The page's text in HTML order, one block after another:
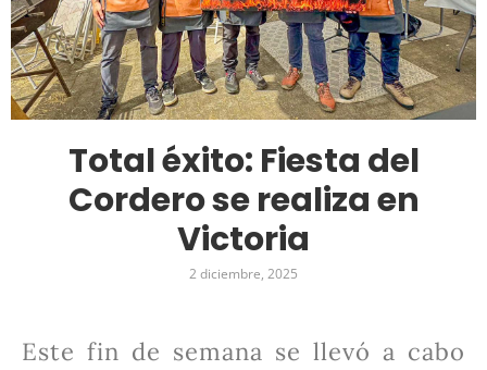
Total éxito: Fiesta del
Cordero se realiza en
Victoria
2 diciembre, 2025
Este fin de semana se llevó a cabo